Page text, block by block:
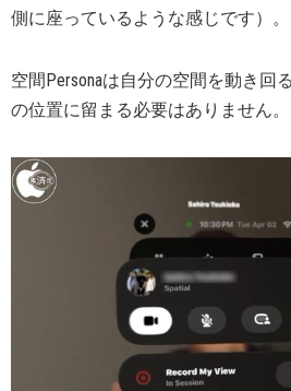
側に座っているような感じです）。
空間Personaは自分の空間を動き回
の位置に留まる必要はありません。